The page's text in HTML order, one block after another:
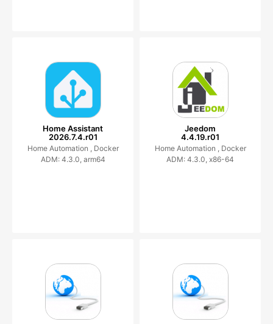
Home Assistant
2026.7.4.r01
Home Automation , Docker
ADM: 4.3.0, arm64
Jeedom
4.4.19.r01
Home Automation , Docker
ADM: 4.3.0, x86-64